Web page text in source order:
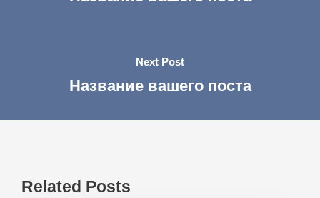
Next Post
Название вашего поста
Related Posts